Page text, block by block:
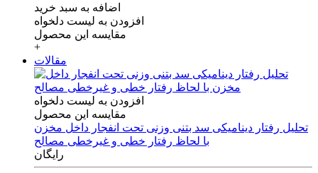
اضافه به سبد خرید
افزودن به لیست دلخواه
مقایسه این محصول
+
مقالات
افزودن به لیست دلخواه
مقایسه این محصول
تحلیل رفتار دینامیکی سد بتنی وزنی تحت انفجار داخل مخزن
با لحاظ رفتار خطی و غیرخطی مصالح
رایگان